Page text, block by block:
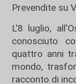
Prevendite su
L'8 luglio,
conosciuto
quattro anni
mondo,
racconto di